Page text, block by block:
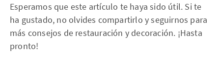
Esperamos que este artículo te haya sido útil. Si te
ha gustado, no olvides compartirlo y seguirnos para
más consejos de restauración y decoración. ¡Hasta
pronto!